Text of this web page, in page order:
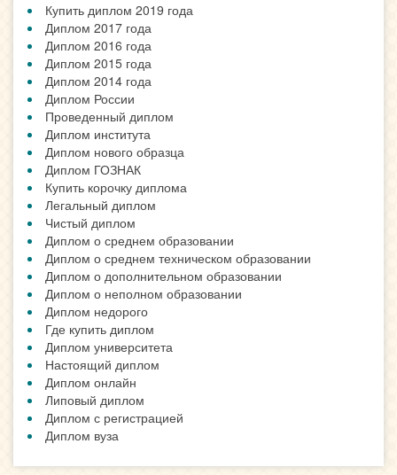
Купить диплом 2019 года
Диплом 2017 года
Диплом 2016 года
Диплом 2015 года
Диплом 2014 года
Диплом России
Проведенный диплом
Диплом института
Диплом нового образца
Диплом ГОЗНАК
Купить корочку диплома
Легальный диплом
Чистый диплом
Диплом о среднем образовании
Диплом о среднем техническом образовании
Диплом о дополнительном образовании
Диплом о неполном образовании
Диплом недорого
Где купить диплом
Диплом университета
Настоящий диплом
Диплом онлайн
Липовый диплом
Диплом с регистрацией
Диплом вуза